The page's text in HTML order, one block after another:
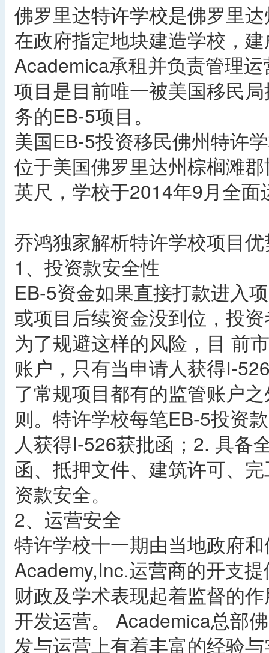
佛罗里达特许学校是佛罗里
在政府指定地块建造学校，
Academica承租并负责管理
项目是目前唯一被美国移民
务的EB-5项目。
美国EB-5投资移民佛州特许
位于美国佛罗里达州棕榈滩
英尺，学校于2014年9月全
乔鸿独家解析特许学校项目
1、投资款安全性
EB-5资金如果直接打款进入
或项目后续资金没到位，投
为了规避这样的风险，目 前
账户，只有当申请人获得I-
了常规项目都有的监管账户
则。特许学校每笔EB-5投资
人获得I-526获批函；2. 具备
函、抵押文件、建筑许可、
资款安全。
2、运营安全
特许学校十一期由当地政府
Academy,Inc.运营商的开支
财政及学术表现起着监督的
开发运营。 Academica总部
发与运营上有着丰富的经验